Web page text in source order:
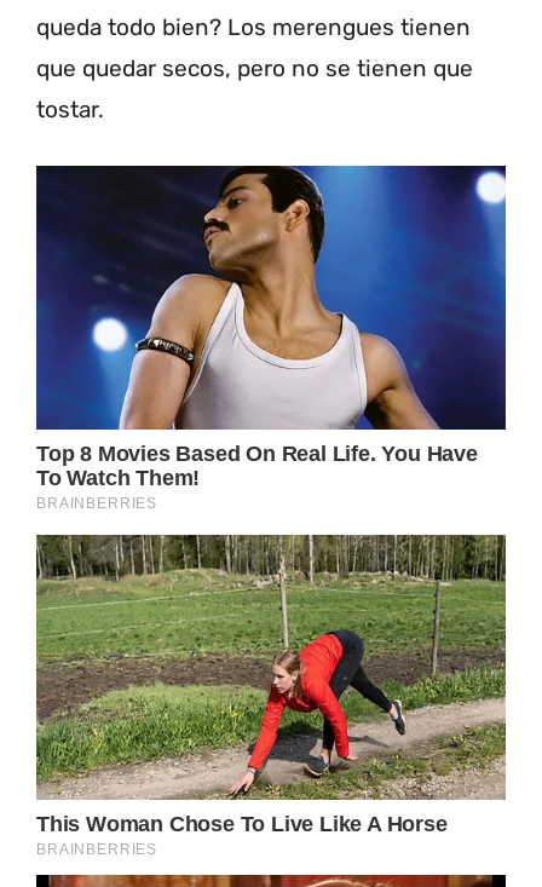
queda todo bien? Los merengues tienen
que quedar secos, pero no se tienen que
tostar.